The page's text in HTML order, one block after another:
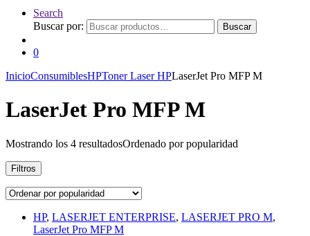
Search
Buscar por:
Buscar
0
InicioConsumiblesHPToner Laser HPLaserJet Pro MFP M
LaserJet Pro MFP M
Mostrando los 4 resultadosOrdenado por popularidad
Filtros
HP, LASERJET ENTERPRISE, LASERJET PRO M,
LaserJet Pro MFP M